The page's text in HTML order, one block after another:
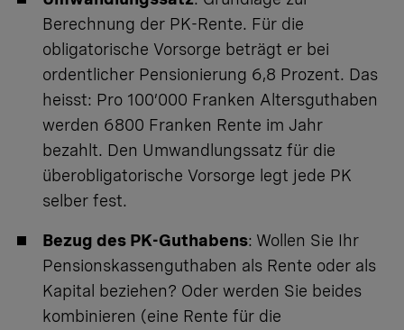
Berechnung der PK-Rente. Für die
obligatorische Vorsorge beträgt er bei
ordentlicher Pensionierung 6,8 Prozent. Das
heisst: Pro 100’000 Franken Altersguthaben
werden 6800 Franken Rente im Jahr
bezahlt. Den Umwandlungssatz für die
überobligatorische Vorsorge legt jede PK
selber fest.
Bezug des PK-Guthabens: Wollen Sie Ihr
Pensionskassenguthaben als Rente oder als
Kapital beziehen? Oder werden Sie beides
kombinieren (eine Rente für die